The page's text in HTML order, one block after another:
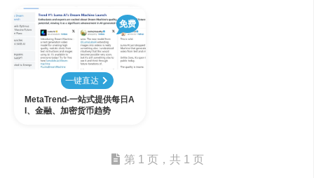
免费
一键直达
MetaTrend-一站式提供每日A
I、金融、加密货币趋势
第 1 页，共 1 页